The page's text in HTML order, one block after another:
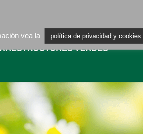
VERDES
vea la política de privacidad y cookies.